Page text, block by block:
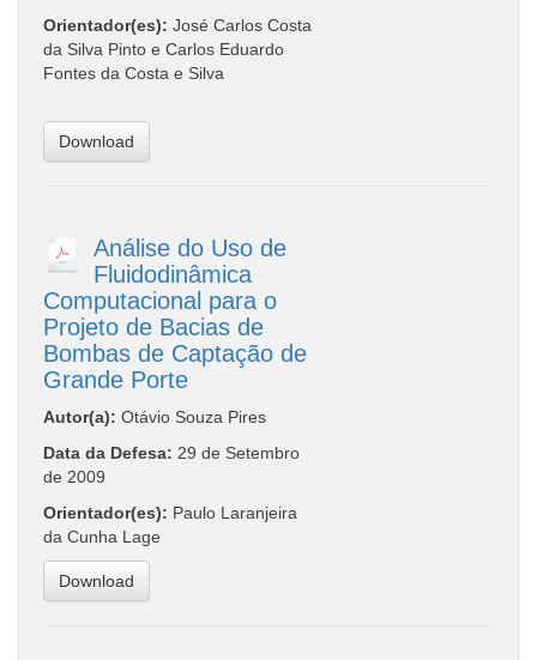
Orientador(es): José Carlos Costa
da Silva Pinto e Carlos Eduardo
Fontes da Costa e Silva
Download
Análise do Uso de
Fluidodinâmica
Computacional para o
Projeto de Bacias de
Bombas de Captação de
Grande Porte
Autor(a): Otávio Souza Pires
Data da Defesa: 29 de Setembro
de 2009
Orientador(es): Paulo Laranjeira
da Cunha Lage
Download